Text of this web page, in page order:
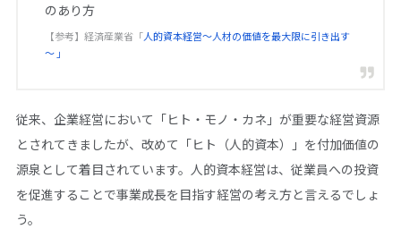
のあり方
【参考】経済産業省「人的資本経営～人材の価値を最大限に引き出す
～ 」
従来、企業経営において「ヒト・モノ・カネ」が重要な経営資源
とされてきましたが、改めて「ヒト（人的資本）」を付加価値の
源泉として着目されています。人的資本経営は、従業員への投資
を促進することで事業成長を目指す経営の考え方と言えるでしょ
う。